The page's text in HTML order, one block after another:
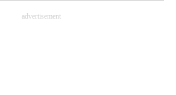
advertisement